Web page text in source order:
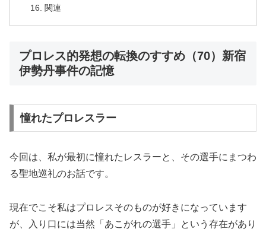
関連
プロレス的発想の転換のすすめ（70）新宿
伊勢丹事件の記憶
憧れたプロレスラー
今回は、私が最初に憧れたレスラーと、その選手にまつわ
る聖地巡礼のお話です。
現在でこそ私はプロレスそのものが好きになっています
が、入り口には当然「あこがれの選手」という存在があり